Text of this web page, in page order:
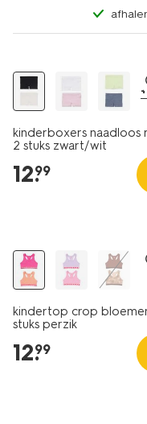
kinderboxers naadloos
2 stuks zwart/wit
12.
99
kindertop crop
stuks perzik
12.
99